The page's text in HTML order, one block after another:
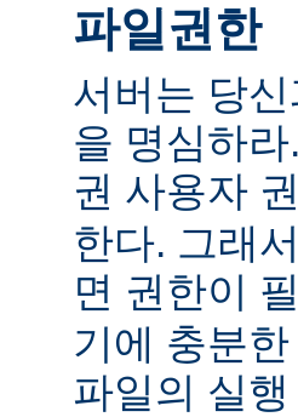
파일권한
서버는 당
을 명심하
권 사용자
한다. 그래
면 권한이
기에 충분
파일의 실